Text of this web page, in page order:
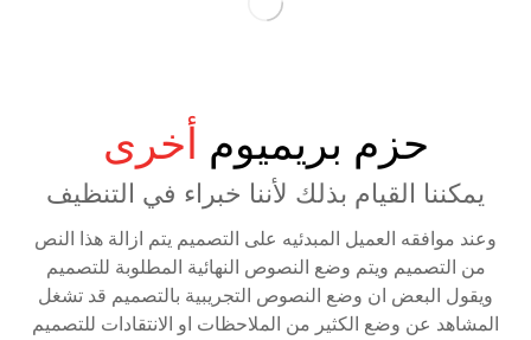
حزم بريميوم أخرى
يمكننا القيام بذلك لأننا خبراء في التنظيف
وعند موافقه العميل المبدئيه على التصميم يتم ازالة هذا النص
من التصميم ويتم وضع النصوص النهائية المطلوبة للتصميم
ويقول البعض ان وضع النصوص التجريبية بالتصميم قد تشغل
المشاهد عن وضع الكثير من الملاحظات او الانتقادات للتصميم